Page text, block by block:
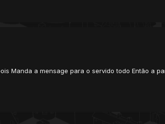
Manda a mensage para o servido todo Então a